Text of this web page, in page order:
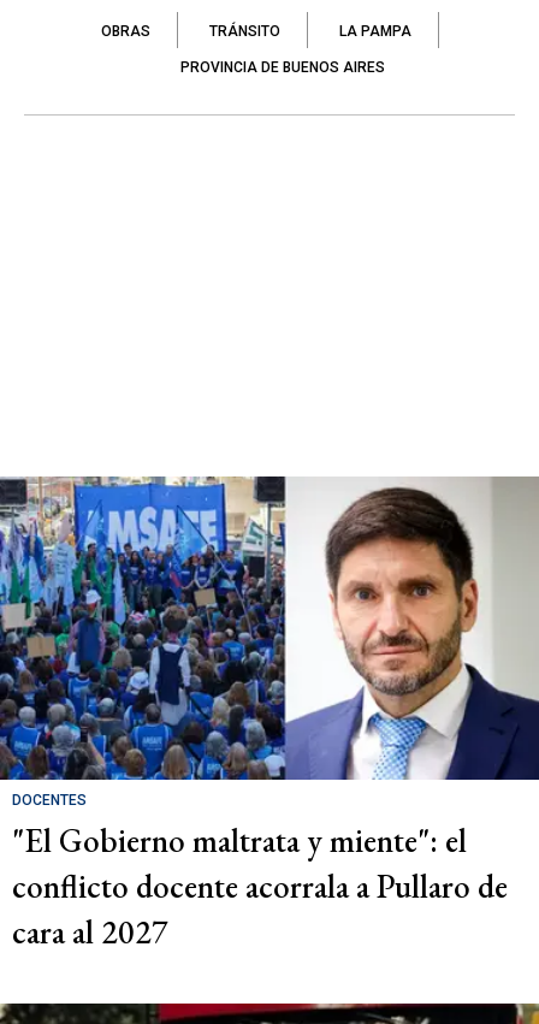
OBRAS TRÁNSITO LA PAMPA
PROVINCIA DE BUENOS AIRES
DOCENTES
"El Gobierno maltrata y miente": el
conflicto docente acorrala a Pullaro de
cara al 2027